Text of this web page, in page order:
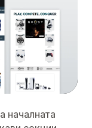
началната